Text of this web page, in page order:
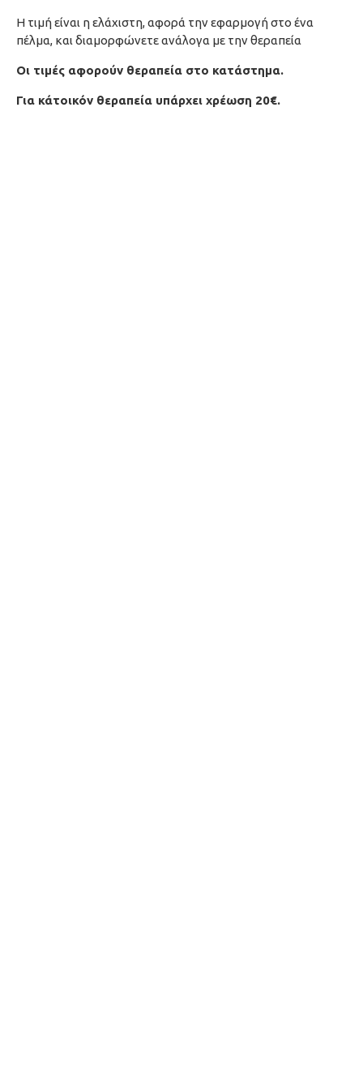
Η τιμή είναι η ελάχιστη, αφορά την εφαρμογή στο ένα
πέλμα, και διαμορφώνετε ανάλογα με την θεραπεία
Oι τιμές αφορούν θεραπεία στο κατάστημα.
Για κάτοικόν θεραπεία υπάρχει χρέωση 20€.